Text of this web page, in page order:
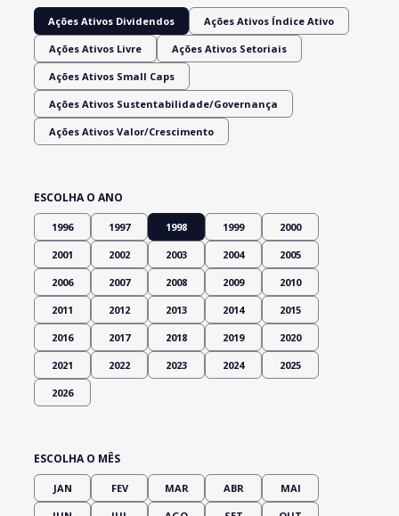
Ações Ativos Dividendos Ações Ativos Índice Ativo
Ações Ativos Livre Ações Ativos Setoriais
Ações Ativos Small Caps
Ações Ativos Sustentabilidade/Governança
Ações Ativos Valor/Crescimento
ESCOLHA O ANO
1996 1997 1998 1999 2000
2001 2002 2003 2004 2005
2006 2007 2008 2009 2010
2011 2012 2013 2014 2015
2016 2017 2018 2019 2020
2021 2022 2023 2024 2025
2026
ESCOLHA O MÊS
JAN FEV MAR ABR MAI